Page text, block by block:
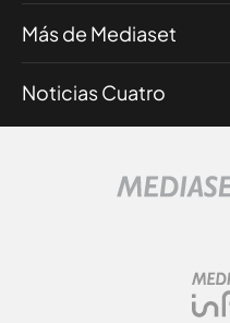
Más de Mediaset
Noticias Cuatro